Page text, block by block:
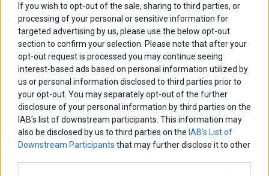
If you wish to opt-out of the sale, sharing to third parties, or
processing of your personal or sensitive information for
targeted advertising by us, please use the below opt-out
section to confirm your selection. Please note that after your
opt-out request is processed you may continue seeing
interest-based ads based on personal information utilized by
us or personal information disclosed to third parties prior to
your opt-out. You may separately opt-out of the further
disclosure of your personal information by third parties on the
IAB’s list of downstream participants. This information may
also be disclosed by us to third parties on the IAB’s List of
Downstream Participants that may further disclose it to other
Χρηματιστήριο: Κλείσιμο πάνω από τις 2.600 μονάδες
και νέα θετική εβδομάδα